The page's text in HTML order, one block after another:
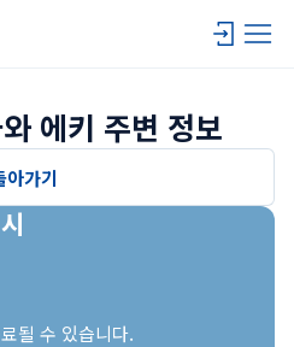
에키 주변 정보
아가기
될 수 있습니다.